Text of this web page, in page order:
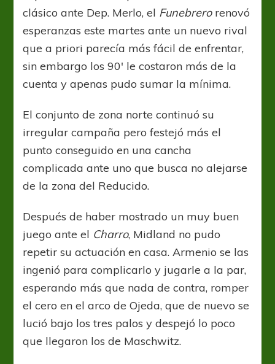
clásico ante Dep. Merlo, el Funebrerorenovó
esperanzas este martes ante un nuevo rival
que a priori parecía más fácil de enfrentar,
sin embargo los 90′ le costaron más de la
cuenta y apenas pudo sumar la mínima.
El conjunto de zona norte continuó su
irregular campaña pero festejó más el
punto conseguido en una cancha
complicada ante uno que busca no alejarse
de la zona del Reducido.
Después de haber mostrado un muy buen
juego ante el Charro, Midland no pudo
repetir su actuación en casa. Armenio se las
ingenió para complicarlo y jugarle a la par,
esperando más que nada de contra, romper
el cero en el arco de Ojeda, que de nuevo se
lució bajo los tres palos y despejó lo poco
que llegaron los de Maschwitz.